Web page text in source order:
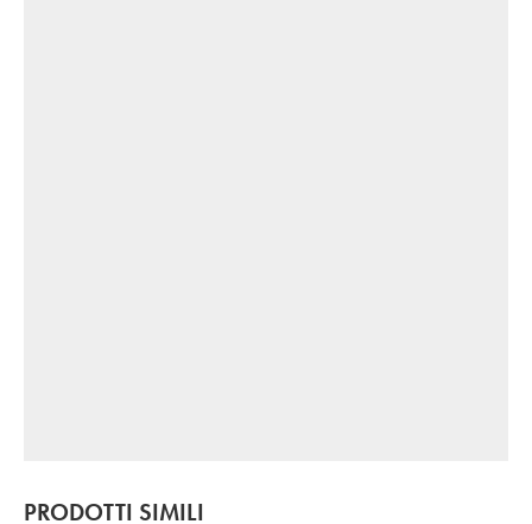
PRODOTTI SIMILI